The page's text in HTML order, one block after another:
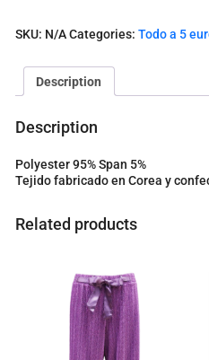
e
o
t
o
a
SKU: N/ACategories: Todo a 5
Description
Description
Polyester 95% Span 5%
Tejido fabricado en Corea y
Related products